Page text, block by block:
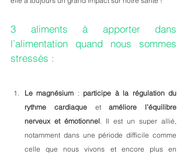
3 aliments à apporter dans
l’alimentation quand nous sommes
stressés :
Le magnésium : participe à la régulation du
rythme cardiaque et améliore l’équilibre
nerveux et émotionnel. Il est un super allié,
notamment dans une période difficile comme
celle que nous vivons et encore plus en